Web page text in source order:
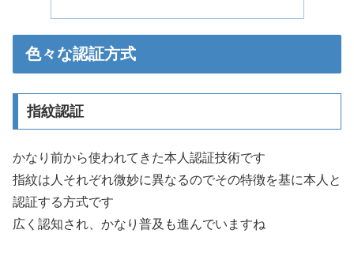
色々な認証方式
指紋認証
かなり前から使われてきた本人認証技術です
指紋は人それぞれ微妙に異なるのでその特徴を基に本人と
認証する方式です
広く認知され、かなり普及も進んでいますね